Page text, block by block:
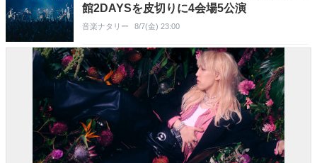
館2DAYSを皮切りに4会場5公演
音楽ナタリー 8/7(金) 23:00